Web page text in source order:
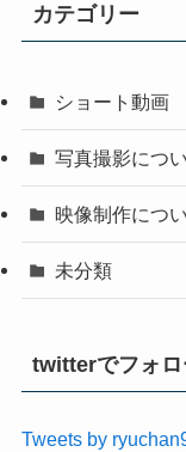
カテゴリー
ショート動画
写真撮影につ
映像制作につ
未分類
twitterでフォロ
Tweets by